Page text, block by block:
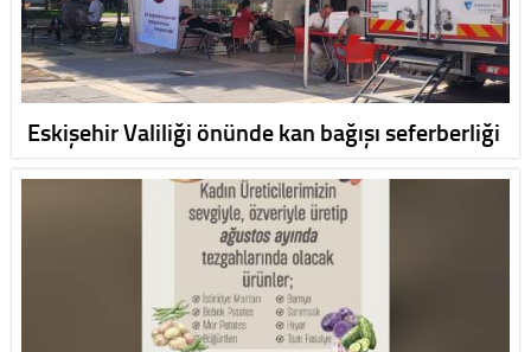
Eskişehir Valiliği önünde kan bağışı seferberliği